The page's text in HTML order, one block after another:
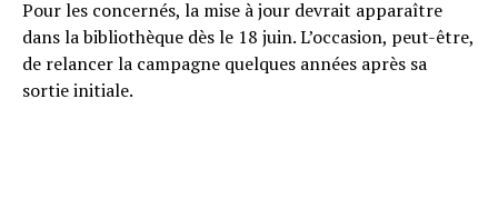
Pour les concernés, la mise à jour devrait apparaître
dans la bibliothèque dès le 18 juin. L’occasion, peut-être,
de relancer la campagne quelques années après sa
sortie initiale.